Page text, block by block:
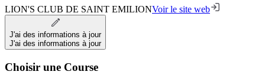
LION'S CLUB DE SAINT EMILIONVoir le site web
J'ai des informations à jour
J'ai des informations à jour
Choisir une Course